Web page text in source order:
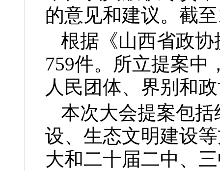
的意见和建议。截
根据《山西省政
759件。所立提案中
人民团体、界别和
本次大会提案包
设、生态文明建设
大和二十届二中、